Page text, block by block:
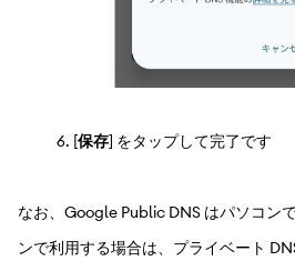
[保存] をタップして完了です
なお、Google Public DNS はパソコン
ンで利用する場合は、プライベート